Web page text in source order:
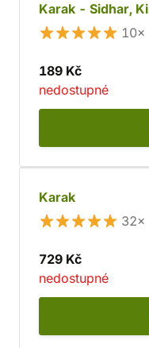
Karak - Sidhar,
10×
189 Kč
nedostupné
Karak
32×
729 Kč
nedostupné